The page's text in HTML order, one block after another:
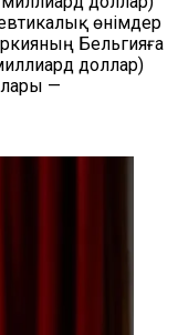
өнімдер
Бельгияға
доллар)
—